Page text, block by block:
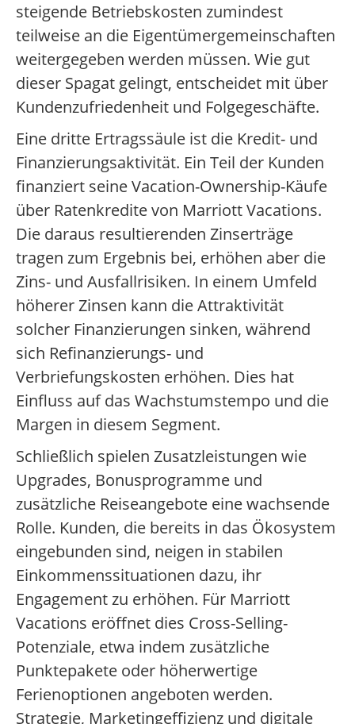
steigende Betriebskosten zumindest
teilweise an die Eigentümergemeinschaften
weitergegeben werden müssen. Wie gut
dieser Spagat gelingt, entscheidet mit über
Kundenzufriedenheit und Folgegeschäfte.
Eine dritte Ertragssäule ist die Kredit- und
Finanzierungsaktivität. Ein Teil der Kunden
finanziert seine Vacation-Ownership-Käufe
über Ratenkredite von Marriott Vacations.
Die daraus resultierenden Zinserträge
tragen zum Ergebnis bei, erhöhen aber die
Zins- und Ausfallrisiken. In einem Umfeld
höherer Zinsen kann die Attraktivität
solcher Finanzierungen sinken, während
sich Refinanzierungs- und
Verbriefungskosten erhöhen. Dies hat
Einfluss auf das Wachstumstempo und die
Margen in diesem Segment.
Schließlich spielen Zusatzleistungen wie
Upgrades, Bonusprogramme und
zusätzliche Reiseangebote eine wachsende
Rolle. Kunden, die bereits in das Ökosystem
eingebunden sind, neigen in stabilen
Einkommenssituationen dazu, ihr
Engagement zu erhöhen. Für Marriott
Vacations eröffnet dies Cross-Selling-
Potenziale, etwa indem zusätzliche
Punktepakete oder höherwertige
Ferienoptionen angeboten werden.
Strategie, Marketingeffizienz und digitale